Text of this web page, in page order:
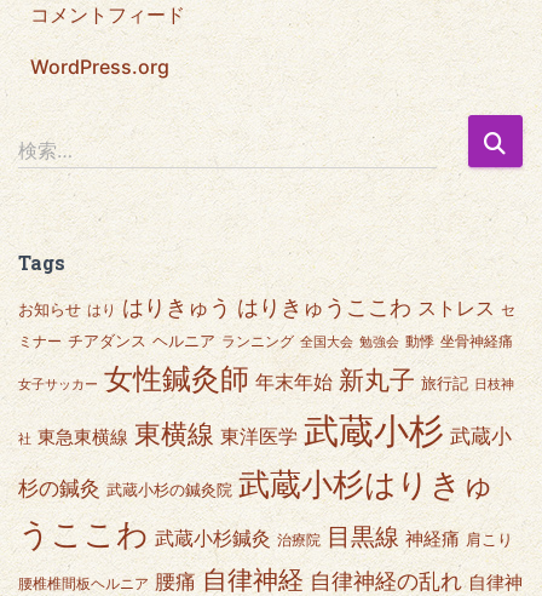
コメントフィード
WordPress.org
検
索
:
検索…
Tags
お知らせ はり はりきゅう はりきゅうここわ ストレス セ
ミナー チアダンス ヘルニア ランニング 全国大会 勉強会 動悸 坐骨神経痛
女子サッカー 女性鍼灸師 年末年始 新丸子 旅行記 日枝神
社 東急東横線 東横線 東洋医学 武蔵小杉 武蔵小
杉の鍼灸 武蔵小杉の鍼灸院 武蔵小杉はりきゅ
うここわ 武蔵小杉鍼灸 治療院 目黒線 神経痛 肩こり
腰椎椎間板ヘルニア 腰痛 自律神経 自律神経の乱れ 自律神